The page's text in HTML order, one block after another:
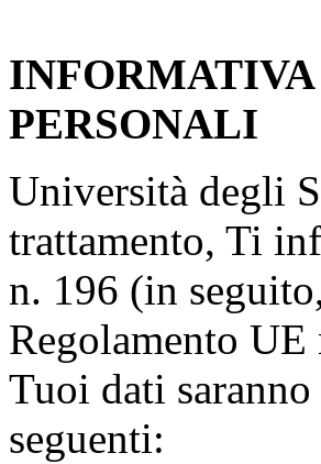
PERSONALI
Università degli
trattamento, Ti
n. 196 (in
Regolamento
Tuoi dati
seguenti: